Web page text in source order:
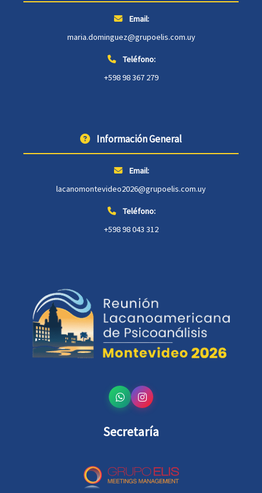
Email:
maria.dominguez@grupoelis.com.uy
Teléfono:
+598 98 367 279
Información General
Email:
lacanomontevideo2026@grupoelis.com.uy
Teléfono:
+598 98 043 312
Secretaría